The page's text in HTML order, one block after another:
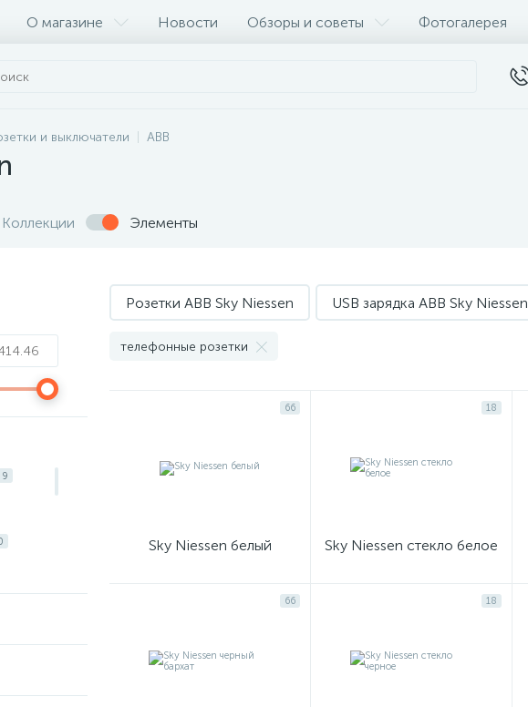
О магазине Новости Обзоры и советы Фотогалерея
и выключатели ABB
Коллекции Элементы
9
Розетки ABB Sky Niessen USB зарядка ABB Sky Niessen
телефонные розетки
66
Sky Niessen белый
18
Sky Niessen стекло белое
66 18